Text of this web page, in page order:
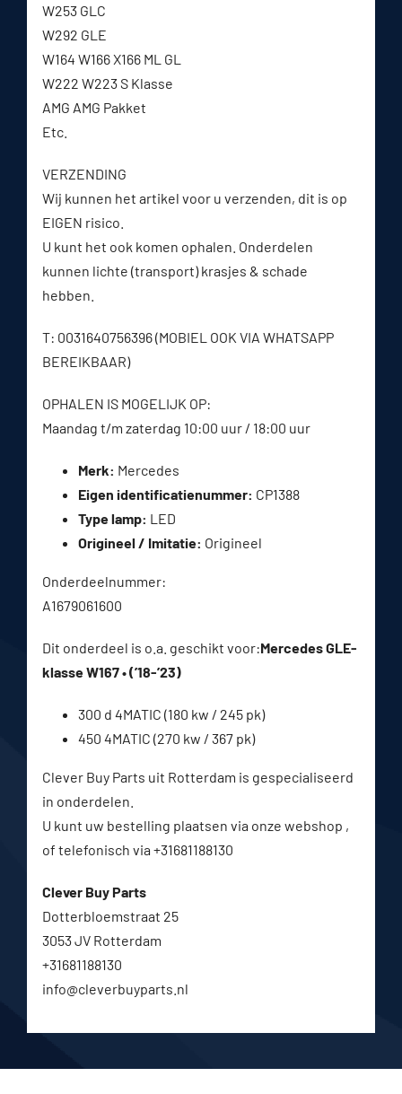
W253 GLC
W292 GLE
W164 W166 X166 ML GL
W222 W223 S Klasse
AMG AMG Pakket
Etc.
VERZENDING
Wij kunnen het artikel voor u verzenden, dit is op
EIGEN risico.
U kunt het ook komen ophalen. Onderdelen
kunnen lichte (transport) krasjes & schade
hebben.
T: 0031640756396 (MOBIEL OOK VIA WHATSAPP
BEREIKBAAR)
OPHALEN IS MOGELIJK OP:
Maandag t/m zaterdag 10:00 uur / 18:00 uur
Merk: Mercedes
Eigen identificatienummer: CP1388
Type lamp: LED
Origineel / Imitatie: Origineel
Onderdeelnummer:
A1679061600
Dit onderdeel is o.a. geschikt voor:Mercedes GLE-
klasse W167 • (’18-’23)
300 d 4MATIC (180 kw / 245 pk)
450 4MATIC (270 kw / 367 pk)
Clever Buy Parts uit Rotterdam is gespecialiseerd
in onderdelen.
U kunt uw bestelling plaatsen via onze webshop ,
of telefonisch via +31681188130
Clever Buy Parts
Dotterbloemstraat 25
3053 JV Rotterdam
+31681188130
info@cleverbuyparts.nl